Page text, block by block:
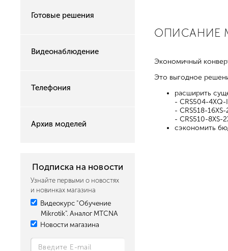
Готовые решения
Видеонаблюдение
Телефония
Архив моделей
Подписка на новости
Узнайте первыми о новостях
и новинках магазина
Видеокурс "Обучение
Mikrotik". Аналог MTCNA
Новости магазина
ОПИСАНИЕ
Экономичный
Это выгодное
расширить
- CRS504-4XQ-
- CRS518-
- CRS510-8XS-
сэкономить